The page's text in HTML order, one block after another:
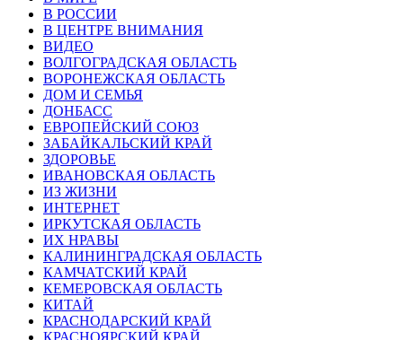
В РОССИИ
В ЦЕНТРЕ ВНИМАНИЯ
ВИДЕО
ВОЛГОГРАДСКАЯ ОБЛАСТЬ
ВОРОНЕЖСКАЯ ОБЛАСТЬ
ДОМ И СЕМЬЯ
ДОНБАСС
ЕВРОПЕЙСКИЙ СОЮЗ
ЗАБАЙКАЛЬСКИЙ КРАЙ
ЗДОРОВЬЕ
ИВАНОВСКАЯ ОБЛАСТЬ
ИЗ ЖИЗНИ
ИНТЕРНЕТ
ИРКУТСКАЯ ОБЛАСТЬ
ИХ НРАВЫ
КАЛИНИНГРАДCКАЯ ОБЛАСТЬ
КАМЧАТСКИЙ КРАЙ
КЕМЕРОВСКАЯ ОБЛАСТЬ
КИТАЙ
КРАСНОДАРСКИЙ КРАЙ
КРАСНОЯРСКИЙ КРАЙ